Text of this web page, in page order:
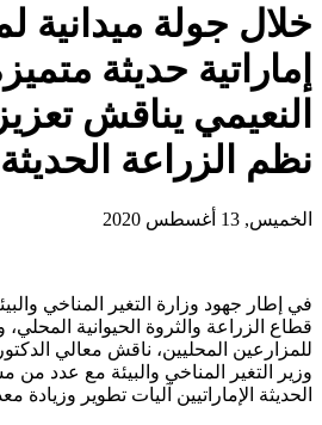
خلال جولة ميدانية
إماراتية حديثة
النعيمي يناقش
نظم الزراعة
الخميس, 13 أغسطس 2020
في إطار جهود وزارة التغير المناخي
قطاع الزراعة والثروة الحيوانية
للمزارعين المحليين، ناقش معالي
وزير التغير المناخي والبيئة مع عدد
الحديثة الإماراتيين آليات تطوير وزيادة